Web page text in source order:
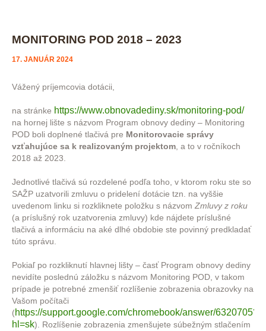
MONITORING POD 2018 – 2023
17. JANUÁR 2024
Vážený príjemcovia dotácii,
na stránke https://www.obnovadediny.sk/monitoring-pod/
na hornej lište s názvom Program obnovy dediny – Monitoring
POD boli doplnené tlačivá pre Monitorovacie správy
vzťahujúce sa k realizovaným projektom, a to v ročníkoch
2018 až 2023.
Jednotlivé tlačivá sú rozdelené podľa toho, v ktorom roku ste so
SAŽP uzatvorili zmluvu o pridelení dotácie tzn. na vyššie
uvedenom linku si rozkliknete položku s názvomZmluvy z roku
(a príslušný rok uzatvorenia zmluvy) kde nájdete príslušné
tlačivá a informáciu na aké dlhé obdobie ste povinný predkladať
túto správu.
Pokiaľ po rozkliknutí hlavnej lišty – časť Program obnovy dediny
nevidíte poslednú záložku s názvom Monitoring POD, v takom
prípade je potrebné zmenšiť rozlíšenie zobrazenia obrazovky na
Vašom počítači
(https://support.google.com/chromebook/answer/6320705?
hl=sk). Rozlíšenie zobrazenia zmenšujete súbežným stlačením